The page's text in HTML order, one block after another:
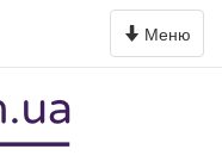
Toggle
navigation
Меню